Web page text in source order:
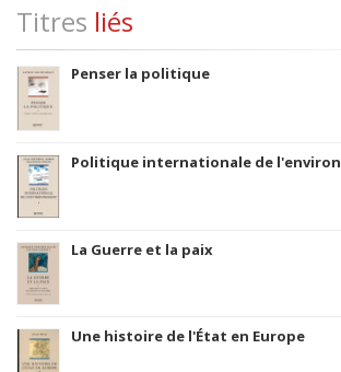
Titres liés
Penser la politique
Politique internationale de
La Guerre et la paix
Une histoire de l'État en Europe